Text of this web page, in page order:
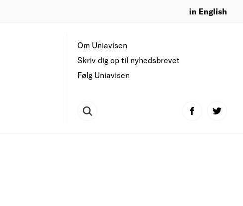
in English
Om Uniavisen
Skriv dig op til nyhedsbrevet
Følg Uniavisen